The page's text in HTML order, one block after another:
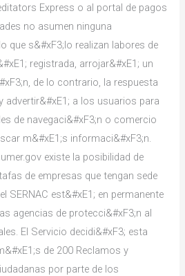
Express o al portal de pagos
no asumen ninguna
que s&#xF3;lo realizan labores de
registrada, arrojar&#xE1; un
de lo contrario, la respuesta
advertir&#xE1; a los usuarios para
de navegaci&#xF3;n o comercio
m&#xE1;s informaci&#xF3;n.
existe la posibilidad de
de empresas que tengan sede
SERNAC est&#xE1; en permanente
agencias de protecci&#xF3;n al
El Servicio decidi&#xF3; esta
de 200 Reclamos y
por parte de los